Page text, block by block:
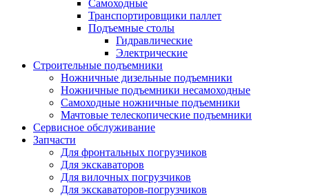
Самоходные
Транспортировщики паллет
Подъемные столы
Гидравлические
Электрические
Строительные подъемники
Ножничные дизельные подъемники
Ножничные подъемники несамоходные
Самоходные ножничные подъемники
Мачтовые телескопические подъемники
Сервисное обслуживание
Запчасти
Для фронтальных погрузчиков
Для экскаваторов
Для вилочных погрузчиков
Для экскаваторов-погрузчиков